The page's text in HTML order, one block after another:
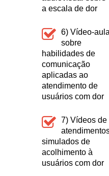
a escala de dor
6) Vídeo-aula
sobre
habilidades de
comunicação
aplicadas ao
atendimento de
usuários com dor
7) Vídeos de
simulados de
acolhimento à
usuários com dor